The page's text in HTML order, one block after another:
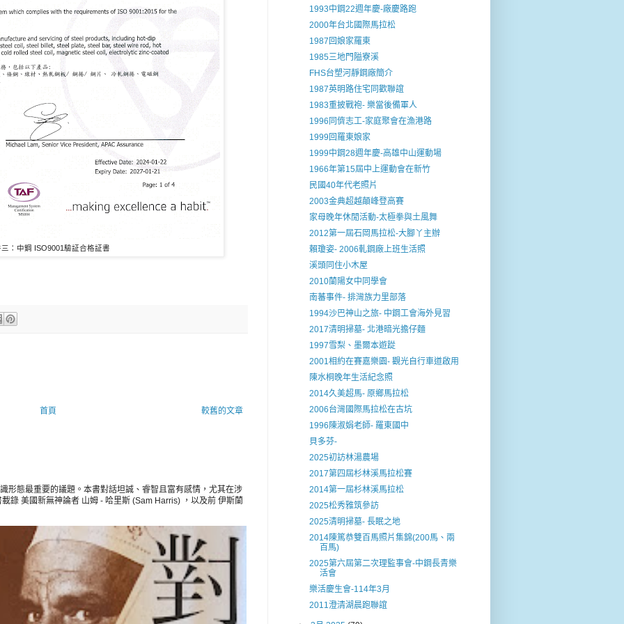
：中鋼 ISO9001驗証合格証書
較舊的文章
首頁
形態最重要的議題。本書對話坦誠、睿智且富有感情，尤其在涉
錄 美國新無神論者 山姆 - 哈里斯 (Sam Harris) ，以及前 伊斯蘭
1993中鋼22週年慶-廠慶路跑
2000年台北國際馬拉松
1987回娘家羅東
1985三地門隘寮溪
FHS台塑河靜鋼廠簡介
1987英明路住宅同歡聯誼
1983重披戰袍- 樂當後備軍人
1996同儕志工-家庭聚會在漁港路
1999回羅東娘家
1999中鋼28週年慶-高雄中山運動場
1966年第15屆中上運動會在新竹
民國40年代老照片
2003金典超越顛峰登高賽
家母晚年休閒活動-太極拳與土風舞
2012第一屆石岡馬拉松-大腳丫主辦
賴瓊姿- 2006軋鋼廠上班生活照
溪頭同住小木屋
2010蘭陽女中同學會
南蕃事件- 排灣族力里部落
1994沙巴神山之旅- 中鋼工會海外見習
2017清明掃墓- 北港暗光擔仔麵
1997雪梨、墨爾本遊踨
2001相約在賽嘉樂園- 觀光自行車道啟用
陳水桐晚年生活紀念照
2014久美超馬- 原鄉馬拉松
2006台灣國際馬拉松在古坑
1996陳淑娟老師- 羅東國中
貝多芬-
2025初訪林湯農場
2017第四屆杉林溪馬拉松賽
2014第一屆杉林溪馬拉松
2025松秀雅筑參訪
2025清明掃墓- 長眠之地
2014陳篤恭雙百馬照片集錦(200馬、兩
百馬)
2025第六屆第二次理監事會-中鋼長青樂
活會
樂活慶生會-114年3月
2011澄清湖晨跑聯誼